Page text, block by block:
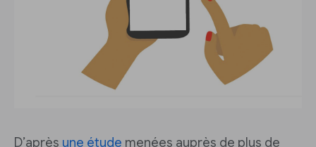
D’après une étude menées auprès de plus de